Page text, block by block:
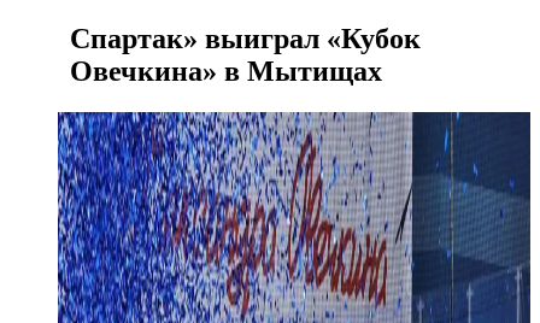
Спартак» выиграл «Кубок
Овечкина» в Мытищах